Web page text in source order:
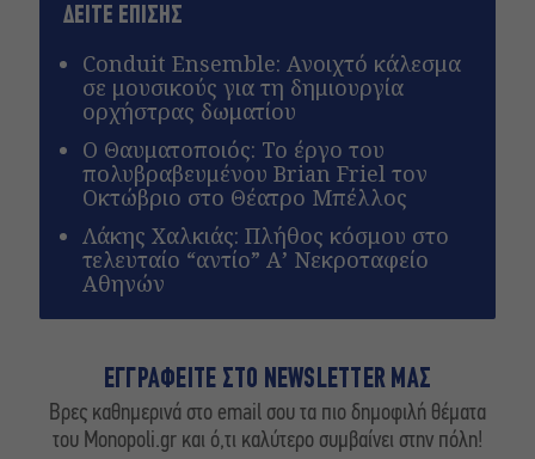
ΔΕΙΤΕ ΕΠΙΣΗΣ
Conduit Ensemble: Ανοιχτό κάλεσμα
σε μουσικούς για τη δημιουργία
ορχήστρας δωματίου
Ο Θαυματοποιός: Το έργο του
πολυβραβευμένου Brian Friel τον
Οκτώβριο στο Θέατρο Μπέλλος
Λάκης Χαλκιάς: Πλήθος κόσμου στο
τελευταίο “αντίο” Α’ Νεκροταφείο
Αθηνών
ΕΓΓΡΑΦΕΙΤΕ ΣΤΟ NEWSLETTER ΜΑΣ
Βρες καθημερινά στο email σου τα πιο δημοφιλή θέματα
του Monopoli.gr και ό,τι καλύτερο συμβαίνει στην πόλη!